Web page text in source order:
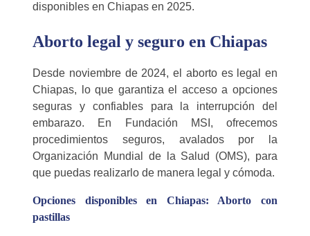
disponibles en Chiapas en 2025.
Aborto legal y seguro en Chiapas
Desde noviembre de 2024, el aborto es legal en
Chiapas, lo que garantiza el acceso a opciones
seguras y confiables para la interrupción del
embarazo. En Fundación MSI, ofrecemos
procedimientos seguros, avalados por la
Organización Mundial de la Salud (OMS), para
que puedas realizarlo de manera legal y cómoda.
Opciones disponibles en Chiapas: Aborto con
pastillas